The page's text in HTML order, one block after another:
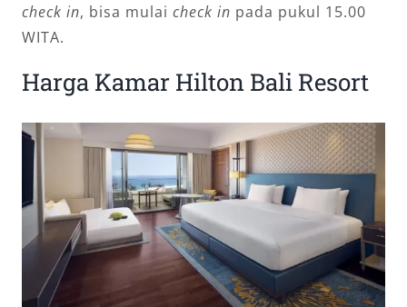
check in, bisa mulai check in pada pukul 15.00
WITA.
Harga Kamar Hilton Bali Resort